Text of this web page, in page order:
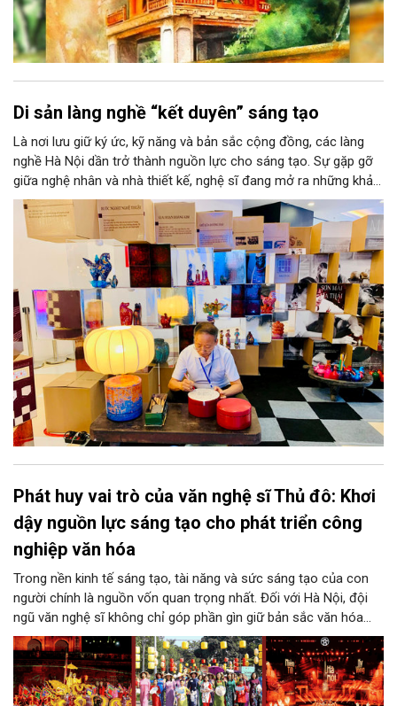
Di sản làng nghề “kết duyên” sáng tạo
Là nơi lưu giữ ký ức, kỹ năng và bản sắc cộng đồng, các làng
nghề Hà Nội dần trở thành nguồn lực cho sáng tạo. Sự gặp gỡ
giữa nghệ nhân và nhà thiết kế, nghệ sĩ đang mở ra những khả
năng phát triển mới cho thủ công đương đại trên nền tảng di
sản. Từ những cuộc “kết duyên” đầy cảm hứng ấy, Hà Nội đang
khơi thông mạch ngầm của hệ sinh thái thủ công, biến vốn cổ
thành động lực bền vững cho tương lai.
Phát huy vai trò của văn nghệ sĩ Thủ đô: Khơi
dậy nguồn lực sáng tạo cho phát triển công
nghiệp văn hóa
Trong nền kinh tế sáng tạo, tài năng và sức sáng tạo của con
người chính là nguồn vốn quan trọng nhất. Đối với Hà Nội, đội
ngũ văn nghệ sĩ không chỉ góp phần gìn giữ bản sắc văn hóa
mà còn giữ vai trò trung tâm trong quá trình hình thành các sản
phẩm công nghiệp văn hóa có giá trị. Khơi dậy, phát huy và tạo
điều kiện để nguồn lực sáng tạo ấy phát triển sẽ là “chìa khóa”
để Hà Nội khai thác hiệu quả tiềm năng văn hóa, nâng cao năng